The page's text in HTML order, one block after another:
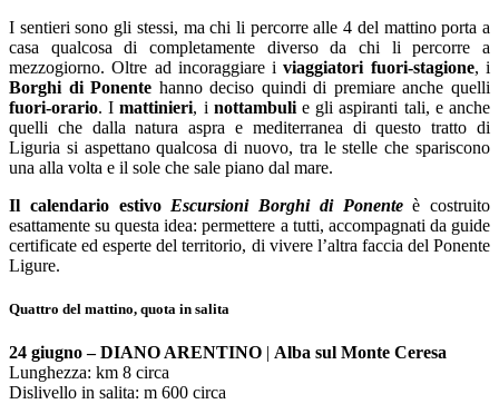
I sentieri sono gli stessi, ma chi li percorre alle 4 del mattino porta a
casa qualcosa di completamente diverso da chi li percorre a
mezzogiorno. Oltre ad incoraggiare iviaggiatori fuori-stagione, i
Borghi di Ponente hanno deciso quindi di premiare anche quelli
fuori-orario. Imattinieri, i nottambulie gli aspiranti tali, e anche
quelli che dalla natura aspra e mediterranea di questo tratto di
Liguria si aspettano qualcosa di nuovo, tra le stelle che spariscono
una alla volta e il sole che sale piano dal mare.
Il calendario estivo Escursioni Borghi di Ponenteè costruito
esattamente su questa idea: permettere a tutti, accompagnati da guide
certificate ed esperte del territorio, di vivere l’altra faccia del Ponente
Ligure.
Quattro del mattino, quota in salita
24 giugno – DIANO ARENTINO | Alba sul Monte Ceresa
Lunghezza: km 8 circa
Dislivello in salita: m 600 circa